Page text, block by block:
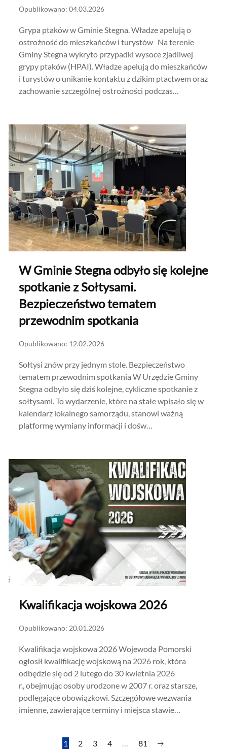
Opublikowano: 04.03.2026
Grypa ptaków w Gminie Stegna. Władze apelują o
ostrożność do mieszkańców i turystów Na terenie
Gminy Stegna wykryto przypadki wysoce zjadliwej
grypy ptaków (HPAI). Władze apelują do mieszkańców
i turystów o unikanie kontaktu z dzikim ptactwem oraz
zachowanie szczególnej ostrożności podczas…
W Gminie Stegna odbyło się kolejne
spotkanie z Sołtysami.
Bezpieczeństwo tematem
przewodnim spotkania
Opublikowano: 12.02.2026
Sołtysi znów przy jednym stole. Bezpieczeństwo
tematem przewodnim spotkania W Urzędzie Gminy
Stegna odbyło się dziś kolejne, cykliczne spotkanie z
sołtysami. To wydarzenie, które na stałe wpisało się w
kalendarz lokalnego samorządu, stanowi ważną
platformę wymiany informacji i dośw…
Kwalifikacja wojskowa 2026
Opublikowano: 20.01.2026
Kwalifikacja wojskowa 2026 Wojewoda Pomorski
ogłosił kwalifikację wojskową na 2026 rok, która
odbędzie się od 2 lutego do 30 kwietnia 2026
r., obejmując osoby urodzone w 2007 r. oraz starsze,
podlegające obowiązkowi. Szczegółowe wezwania
imienne, zawierające terminy i miejsca stawie…
1 2 3 4 … 81